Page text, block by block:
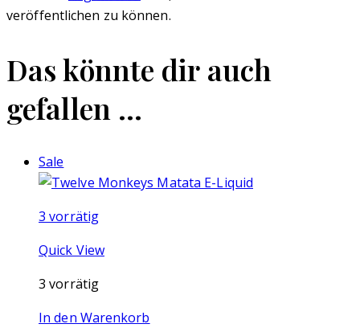
veröffentlichen zu können.
Das könnte dir auch
gefallen …
Sale
3 vorrätig
Quick View
3 vorrätig
In den Warenkorb